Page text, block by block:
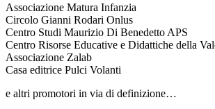
Associazione Matura Infanzia
Circolo Gianni Rodari Onlus
Centro Studi Maurizio Di Benedetto APS
Centro Risorse Educative e Didattiche della
Associazione Zalab
Casa editrice Pulci Volanti
e altri promotori in via di definizione…